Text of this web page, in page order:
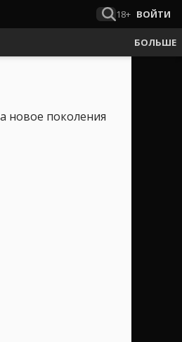
18+ ВОЙТИ
БОЛЬШЕ
новое поколения